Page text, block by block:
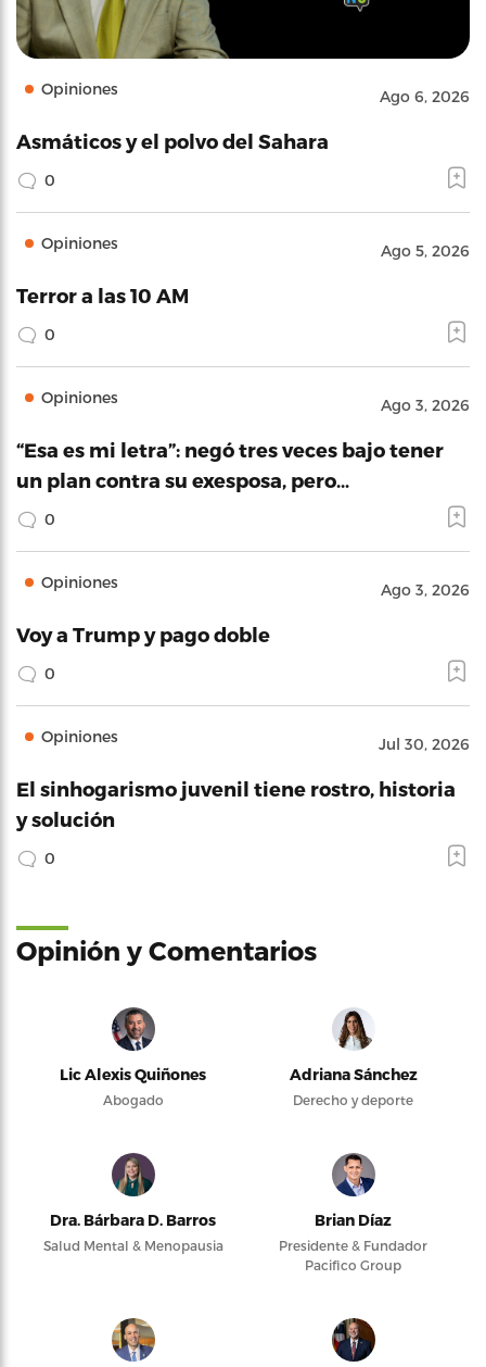
Opiniones Ago 6, 2026
Asmáticos y el polvo del Sahara
0
Opiniones Ago 5, 2026
Terror a las 10 AM
0
Opiniones Ago 3, 2026
“Esa es mi letra”: negó tres veces bajo tener
un plan contra su exesposa, pero…
0
Opiniones Ago 3, 2026
Voy a Trump y pago doble
0
Opiniones Jul 30, 2026
El sinhogarismo juvenil tiene rostro, historia
y solución
0
Opinión y Comentarios
Lic Alexis Quiñones
Abogado
Adriana Sánchez
Derecho y deporte
Dra. Bárbara D. Barros
Salud Mental & Menopausia
Brian Díaz
Presidente & Fundador
Pacifico Group